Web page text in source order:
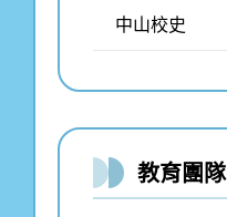
中山校史
教育團隊